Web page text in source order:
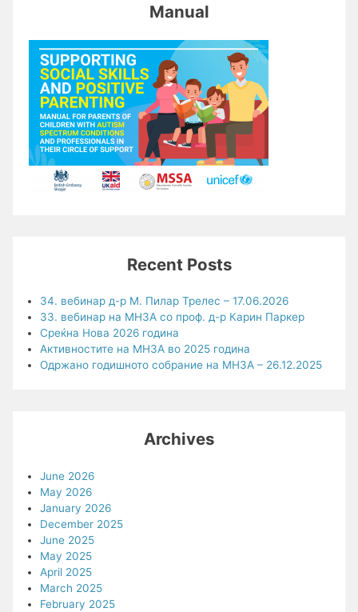
Manual
Recent Posts
34. вебинар д-р М. Пилар Трелес – 17.06.2026
33. вебинар на МНЗА со проф. д-р Карин Паркер
Среќна Нова 2026 година
Активностите на МНЗА во 2025 година
Одржано годишното собрание на МНЗА – 26.12.2025
Archives
June 2026
May 2026
January 2026
December 2025
June 2025
May 2025
April 2025
March 2025
February 2025